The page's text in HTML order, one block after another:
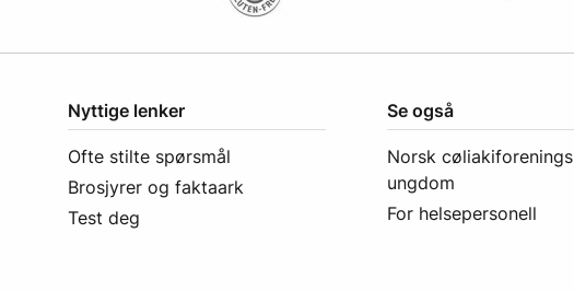
Nyttige lenker
Ofte stilte spørsmål
Brosjyrer og faktaark
Test deg
Se også
Norsk cøliakiforenings
ungdom
For helsepersonell